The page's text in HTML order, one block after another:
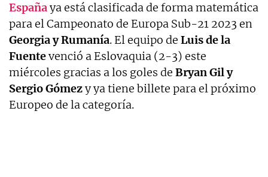
Españaya está clasificada de forma matemática
para el Campeonato de Europa Sub-21 2023 en
Georgia y Rumanía. El equipo de Luis de la
Fuentevenció a Eslovaquia (2-3) este
miércoles gracias a los goles de Bryan Gil y
Sergio Gómezy ya tiene billete para el próximo
Europeo de la categoría.